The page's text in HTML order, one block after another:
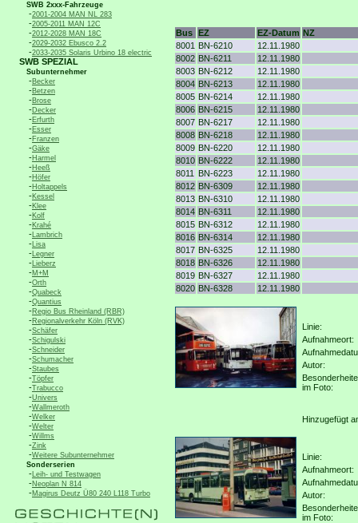
SWB 2xxx-Fahrzeuge
-2001-2004 MAN NL 283
-2005-2011 MAN 12C
-2012-2028 MAN 18C
-2029-2032 Ebusco 2.2
-2033-2035 Solaris Urbino 18 electric
SWB SPEZIAL
Subunternehmer
-Becker
-Betzen
-Brose
-Decker
-Erfurth
-Esser
-Franzen
-Gäke
-Harmel
-Heeß
-Höfer
-Holtappels
-Kessel
-Klee
-Kolf
-Krahé
-Lambrich
-Lisa
-Legner
-Lieberz
-M+M
-Orth
-Quabeck
-Quantius
-Regio Bus Rheinland (RBR)
-Regionalverkehr Köln (RVK)
-Schäfer
-Schigulski
-Schneider
-Schumacher
-Staubes
-Töpfer
-Trabucco
-Univers
-Wallmeroth
-Welker
-Welter
-Willms
-Zink
-Weitere Subunternehmer
Sonderserien
-Leih- und Testwagen
-Neoplan N 814
-Magirus Deutz Ü80 240 L118 Turbo
Bus EZ EZ-Datum NZ
8001 BN-6210
12.11.1980
8002 BN-6211
12.11.1980
8003 BN-6212
12.11.1980
8004 BN-6213
12.11.1980
8005 BN-6214
12.11.1980
8006 BN-6215
12.11.1980
8007 BN-6217
12.11.1980
8008 BN-6218
12.11.1980
8009 BN-6220
12.11.1980
8010 BN-6222
12.11.1980
8011
BN-6223
12.11.1980
8012 BN-6309
12.11.1980
8013 BN-6310
12.11.1980
8014 BN-6311
12.11.1980
8015 BN-6312
12.11.1980
8016 BN-6314
12.11.1980
8017 BN-6325
12.11.1980
8018 BN-6326
12.11.1980
8019 BN-6327
12.11.1980
8020 BN-6328 12.11.1980
Linie:
Aufnahmeort:
Autor:
im Foto:
Hinzugefügt
Linie:
Aufnahmeort:
Autor:
im Foto: